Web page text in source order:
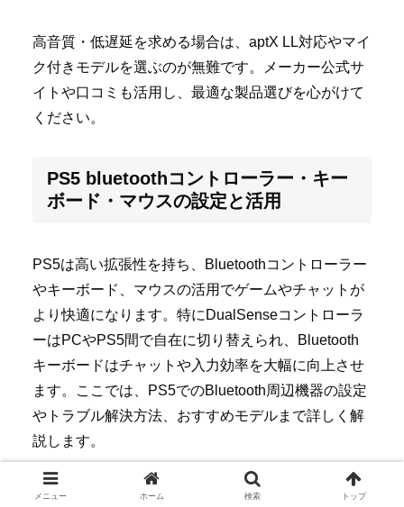
高音質・低遅延を求める場合は、aptX LL対応やマイ
ク付きモデルを選ぶのが無難です。メーカー公式サ
イトや口コミも活用し、最適な製品選びを心がけて
ください。
PS5 bluetoothコントローラー・キー
ボード・マウスの設定と活用
PS5は高い拡張性を持ち、Bluetoothコントローラー
やキーボード、マウスの活用でゲームやチャットが
より快適になります。特にDualSenseコントローラ
ーはPCやPS5間で自在に切り替えられ、Bluetooth
キーボードはチャットや入力効率を大幅に向上させ
ます。ここでは、PS5でのBluetooth周辺機器の設定
やトラブル解決方法、おすすめモデルまで詳しく解
説します。
PS5 bluetooth controller DualSenseの
メニュー ホーム 検索 トップ